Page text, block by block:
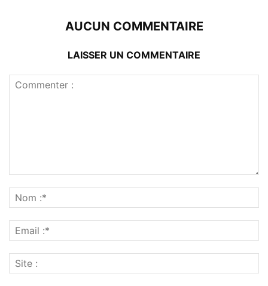
AUCUN COMMENTAIRE
LAISSER UN COMMENTAIRE